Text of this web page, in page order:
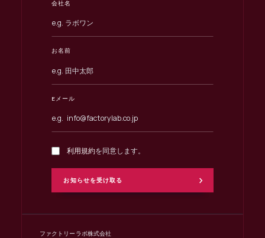
会社名
お名前
Eメール
利用規約を同意します。
ファクトリーラボ株式会社